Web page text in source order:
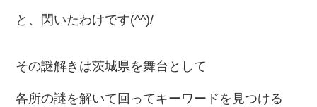
と、閃いたわけです(^^)/
その謎解きは茨城県を舞台として
各所の謎を解いて回ってキーワードを見つける